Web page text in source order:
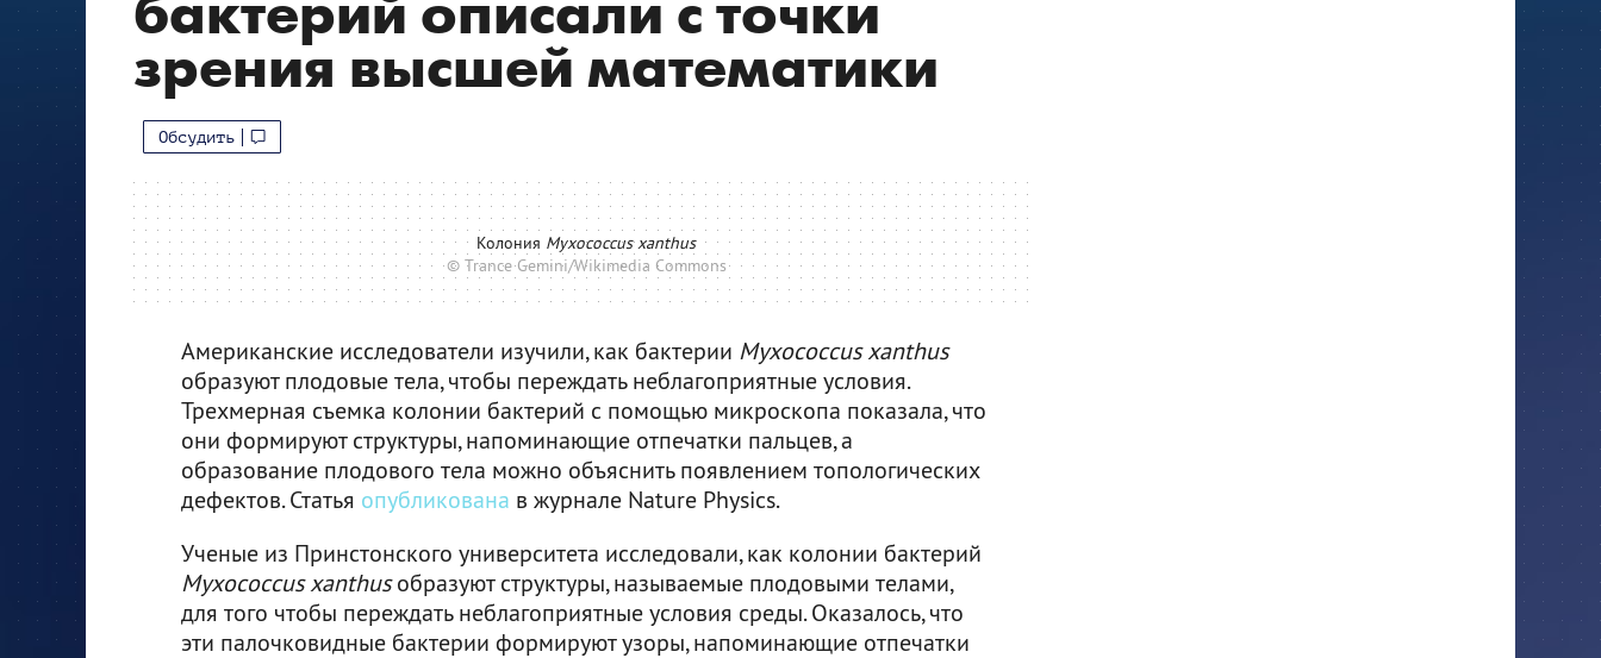
бактерий описали с точки
зрения высшей математики
Обсудить
Колония Myxococcus xanthus
© Trance Gemini/Wikimedia Commons
Американские исследователи изучили, как бактерии Myxococcus xanthus
образуют плодовые тела, чтобы переждать неблагоприятные условия.
Трехмерная съемка колонии бактерий с помощью микроскопа показала, что
они формируют структуры, напоминающие отпечатки пальцев, а
образование плодового тела можно объяснить появлением топологических
дефектов. Статья опубликована в журнале Nature Physics.
Ученые из Принстонского университета исследовали, как колонии бактерий
Myxococcus xanthusобразуют структуры, называемые плодовыми телами,
для того чтобы переждать неблагоприятные условия среды. Оказалось, что
эти палочковидные бактерии формируют узоры, напоминающие отпечатки